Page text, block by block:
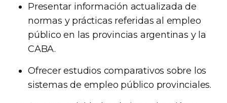
Presentar información actualizada de
normas y prácticas referidas al empleo
público en las provincias argentinas y la
CABA.
Ofrecer estudios comparativos sobre los
sistemas de empleo público provinciales.